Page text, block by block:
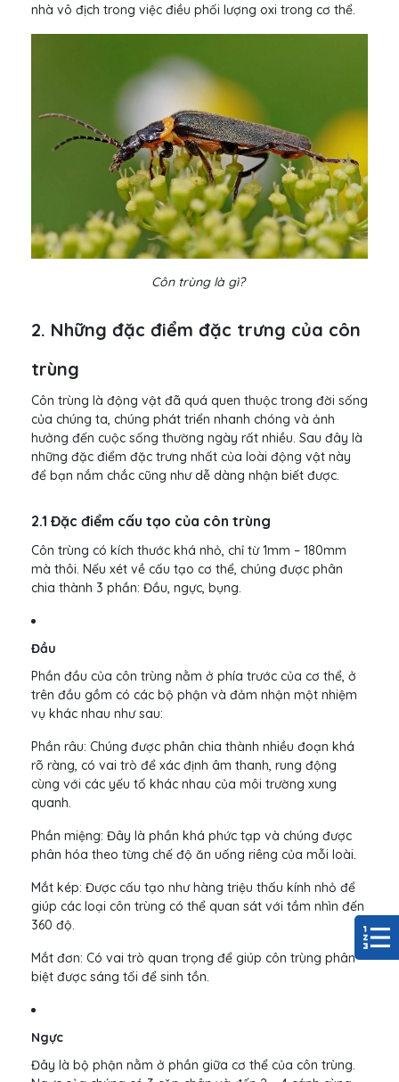
nhà vô địch trong việc điều phối lượng oxi trong cơ thể.
Côn trùng là gì?
2. Những đặc điểm đặc trưng của côn
trùng
Côn trùng là động vật đã quá quen thuộc trong đời sống
của chúng ta, chúng phát triển nhanh chóng và ảnh
hưởng đến cuộc sống thường ngày rất nhiều. Sau đây là
những đặc điểm đặc trưng nhất của loài động vật này
để bạn nắm chắc cũng như dễ dàng nhận biết được.
2.1 Đặc điểm cấu tạo của côn trùng
Côn trùng có kích thước khá nhỏ, chỉ từ 1mm – 180mm
mà thôi. Nếu xét về cấu tạo cơ thể, chúng được phân
chia thành 3 phần: Đầu, ngực, bụng.
Đầu
Phần đầu của côn trùng nằm ở phía trước của cơ thể, ở
trên đầu gồm có các bộ phận và đảm nhận một nhiệm
vụ khác nhau như sau:
Phần râu: Chúng được phân chia thành nhiều đoạn khá
rõ ràng, có vai trò để xác định âm thanh, rung động
cùng với các yếu tố khác nhau của môi trường xung
quanh.
Phần miệng: Đây là phần khá phức tạp và chúng được
phân hóa theo từng chế độ ăn uống riêng của mỗi loài.
Mắt kép: Được cấu tạo như hàng triệu thấu kính nhỏ để
giúp các loại côn trùng có thể quan sát với tầm nhìn đến
360 độ.
Mắt đơn: Có vai trò quan trọng để giúp côn trùng phân
biệt được sáng tối để sinh tồn.
Ngực
Đây là bộ phận nằm ở phần giữa cơ thể của côn trùng.